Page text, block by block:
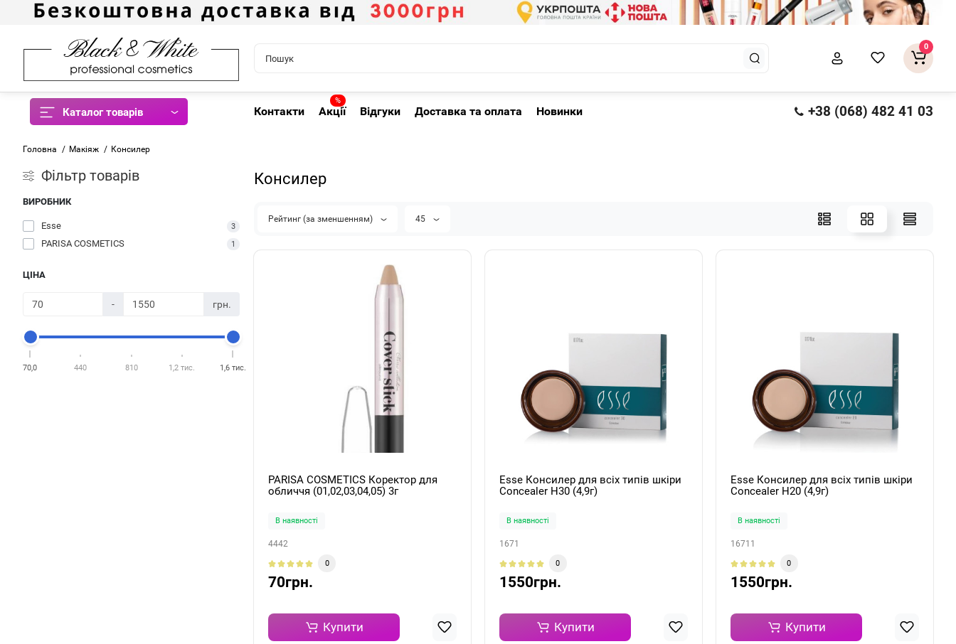
0
Каталог товарів Контакти
%
Акції Відгуки Доставка та оплата Новинки +38 (068) 482 41 03
Головна Макіяж Консилер
Фiльтр товарів
ВИРОБНИК
Esse 3
PARISA COSMETICS 1
ЦІНА
- грн.
70,0 440 810 1,2 тис. 1,6 тис.
Консилер
Рейтинг (за зменшенням) 45
PARISA COSMETICS Коректор для
обличчя (01,02,03,04,05) 3г
В наявності
4442
0
70грн.
Купити
Esse Консилер для всіх типів шкіри
Concealer H30 (4,9г)
В наявності
1671
0
1550грн.
Купити
Esse Консилер для всіх типів шкіри
Concealer H20 (4,9г)
В наявності
16711
0
1550грн.
Купити